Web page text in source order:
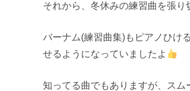
それから、冬休みの練習曲を張り
バーナム(練習曲集)もピアノひけ
せるようになっていましたよ
知ってる曲でもありますが、スム